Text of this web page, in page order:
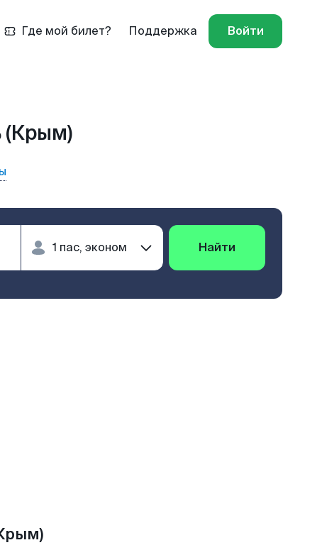
Где мой билет? Поддержка Войти
(Крым)
Найти